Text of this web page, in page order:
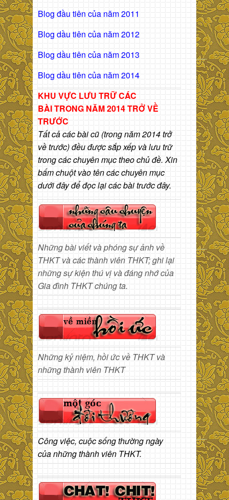
Blog đầu tiên của năm 2011
Blog dầu tiên của năm 2012
Blog dầu tiên của năm 2013
Blog dầu tiên của năm 2014
KHU VỰC LƯU TRỮ CÁC
BÀITRONG NĂM 2014 TRỞ VỀ
TRƯỚC
Tất cả các bài cũ (trong năm 2014 trở
về trước) đều được sắp xếp và lưu trữ
trong các chuyên mục theo chủ đề. Xin
bấm chuột vào tên các chuyên mục
dưới đây để đọc lại các bài trước đây.
Những bài viết và phóng sự ảnh về
THKT và các thành viên THKT; ghi lại
những sự kiện thú vị và đáng nhớ của
Gia đình THKT chúng ta.
Những kỷ niệm, hồi ức về THKT và
những thành viên THKT
Công việc, cuộc sống thường ngày
của những thành viên THKT.